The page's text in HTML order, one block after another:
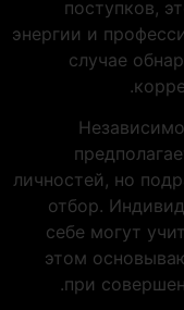
поступков,
энергии и
случае
личностей, но
отбор.
себе могут
этом
при